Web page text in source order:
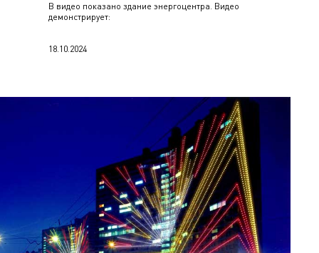
В видео показано здание энергоцентра. Видео
демонстрирует:
18.10.2024